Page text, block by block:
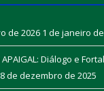
de 2026 1 de janeiro
Diálogo e
de dezembro de 2025